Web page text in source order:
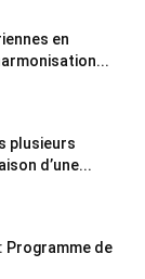
en
plusieurs
d’une...
Programme de